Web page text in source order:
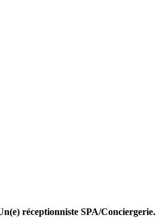
réceptionniste SPA/Conciergerie.